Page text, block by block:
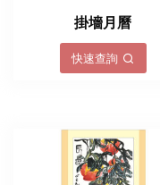
掛墻月曆
快速查詢